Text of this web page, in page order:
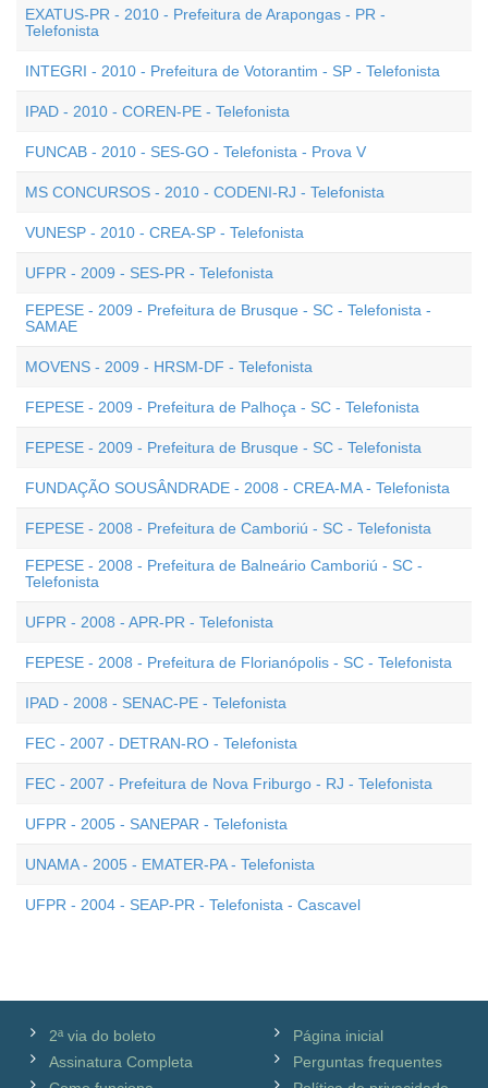
EXATUS-PR - 2010 - Prefeitura de Arapongas - PR -
Telefonista
INTEGRI - 2010 - Prefeitura de Votorantim - SP - Telefonista
IPAD - 2010 - COREN-PE - Telefonista
FUNCAB - 2010 - SES-GO - Telefonista - Prova V
MS CONCURSOS - 2010 - CODENI-RJ - Telefonista
VUNESP - 2010 - CREA-SP - Telefonista
UFPR - 2009 - SES-PR - Telefonista
FEPESE - 2009 - Prefeitura de Brusque - SC - Telefonista -
SAMAE
MOVENS - 2009 - HRSM-DF - Telefonista
FEPESE - 2009 - Prefeitura de Palhoça - SC - Telefonista
FEPESE - 2009 - Prefeitura de Brusque - SC - Telefonista
FUNDAÇÃO SOUSÂNDRADE - 2008 - CREA-MA - Telefonista
FEPESE - 2008 - Prefeitura de Camboriú - SC - Telefonista
FEPESE - 2008 - Prefeitura de Balneário Camboriú - SC -
Telefonista
UFPR - 2008 - APR-PR - Telefonista
FEPESE - 2008 - Prefeitura de Florianópolis - SC - Telefonista
IPAD - 2008 - SENAC-PE - Telefonista
FEC - 2007 - DETRAN-RO - Telefonista
FEC - 2007 - Prefeitura de Nova Friburgo - RJ - Telefonista
UFPR - 2005 - SANEPAR - Telefonista
UNAMA - 2005 - EMATER-PA - Telefonista
UFPR - 2004 - SEAP-PR - Telefonista - Cascavel
2ª via do boleto
Assinatura Completa
Página inicial
Perguntas frequentes